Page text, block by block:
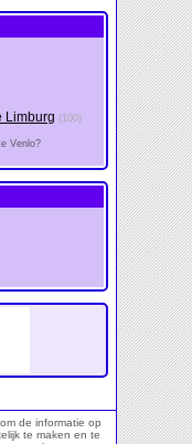
Limburg (100)
Venlo?
de informatie op
te maken en te